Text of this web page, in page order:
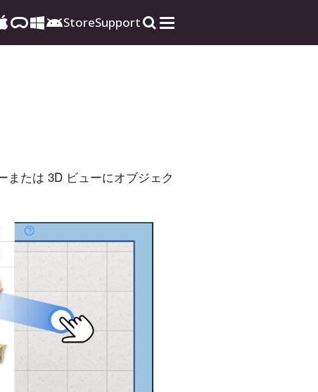
StoreSupport
または 3D ビューにオブジェク